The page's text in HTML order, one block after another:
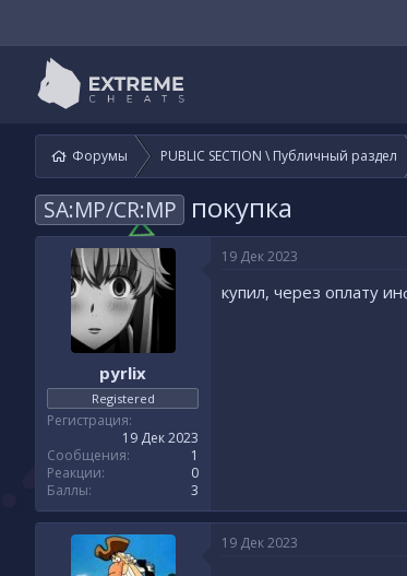
Форумы PUBLIC SECTION \ Публичный раздел
SA:MP/CR:MP покупка
pyrlix
Registered
Регистрация
19 Дек 2023
Сообщения
1
Реакции
0
Баллы
3
19 Дек 2023
купил, через оплату
19 Дек 2023